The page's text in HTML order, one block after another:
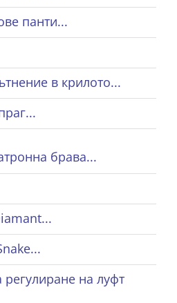
панти...
в крилото...
брава...
на луфт